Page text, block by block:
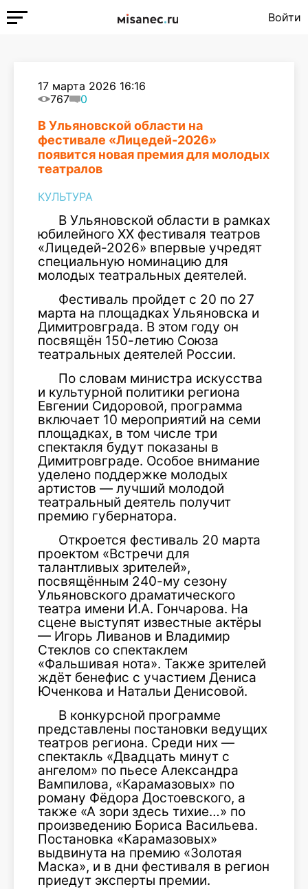
Войти
17 марта 2026 16:16
767
0
В Ульяновской области на
фестивале «Лицедей-2026»
появится новая премия для молодых
театралов
КУЛЬТУРА
В Ульяновской области в рамках
юбилейного XX фестиваля театров
«Лицедей-2026» впервые учредят
специальную номинацию для
молодых театральных деятелей.
Фестиваль пройдет с 20 по 27
марта на площадках Ульяновска и
Димитровграда. В этом году он
посвящён 150-летию Союза
театральных деятелей России.
По словам министра искусства
и культурной политики региона
Евгении Сидоровой, программа
включает 10 мероприятий на семи
площадках, в том числе три
спектакля будут показаны в
Димитровграде. Особое внимание
уделено поддержке молодых
артистов — лучший молодой
театральный деятель получит
премию губернатора.
Откроется фестиваль 20 марта
проектом «Встречи для
талантливых зрителей»,
посвящённым 240-му сезону
Ульяновского драматического
театра имени И.А. Гончарова. На
сцене выступят известные актёры
— Игорь Ливанов и Владимир
Стеклов со спектаклем
«Фальшивая нота». Также зрителей
ждёт бенефис с участием Дениса
Юченкова и Натальи Денисовой.
В конкурсной программе
представлены постановки ведущих
театров региона. Среди них —
спектакль «Двадцать минут с
ангелом» по пьесе Александра
Вампилова, «Карамазовых» по
роману Фёдора Достоевского, а
также «А зори здесь тихие…» по
произведению Бориса Васильева.
Постановка «Карамазовых»
выдвинута на премию «Золотая
Маска», и в дни фестиваля в регион
приедут эксперты премии.